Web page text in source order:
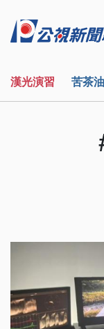
漢光演習 苦茶